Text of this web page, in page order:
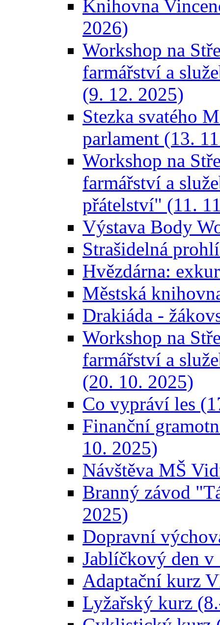
Knihovna
2026)
Workshop na
farmářství a
(9. 12. 2025)
Stezka svatého
parlament (13.
Workshop na
farmářství a
přátelství" (11.
Výstava Body
Strašidelná
Hvězdárna:
Městská
Drakiáda -
Workshop na
farmářství a
(20. 10. 2025)
Co vypráví les
Finanční
10. 2025)
Návštěva MŠ
Branný závod
2025)
Dopravní
Jablíčkový den v
Adaptační kurz
Lyžařský kurz